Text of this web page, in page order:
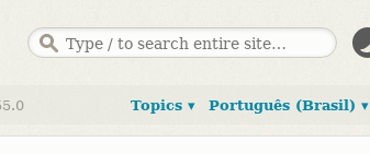
Português (Brasil) ▾
Topics ▾